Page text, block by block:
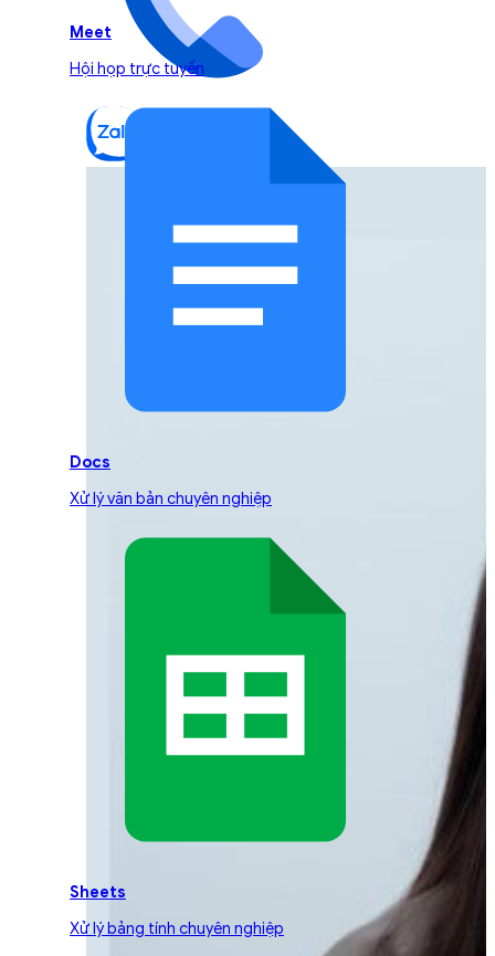
Meet
Hội họp trực tuyến
Docs
Xử lý văn bản chuyên nghiệp
Sheets
Xử lý bảng tính chuyên nghiệp